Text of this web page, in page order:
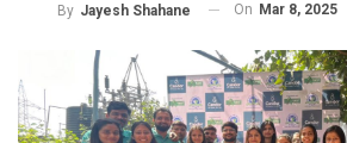
By Jayesh Shahane On Mar 8, 2025